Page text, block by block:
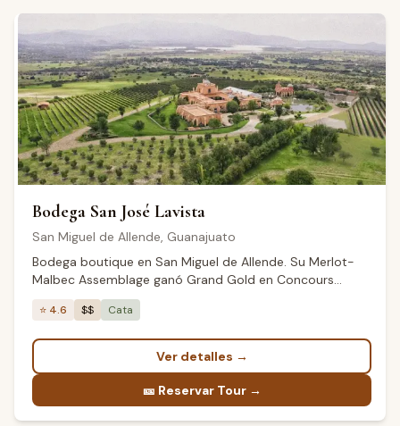
Bodega San José Lavista
San Miguel de Allende, Guanajuato
Bodega boutique en San Miguel de Allende. Su Merlot-
Malbec Assemblage ganó Grand Gold en Concours
Mondial de Bruxelles México 2022.
⭐ 4.6 $$ Cata
Ver detalles →
🎫 Reservar Tour →